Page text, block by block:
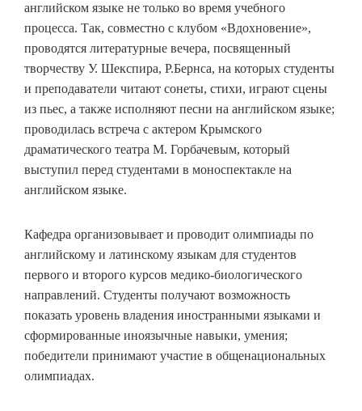
английском языке не только во время учебного
процесса. Так, совместно с клубом «Вдохновение»,
проводятся литературные вечера, посвященный
творчеству У. Шекспира, Р.Бернса, на которых студенты
и преподаватели читают сонеты, стихи, играют сцены
из пьес, а также исполняют песни на английском языке;
проводилась встреча с актером Крымского
драматического театра М. Горбачевым, который
выступил перед студентами в моноспектакле на
английском языке.
Кафедра организовывает и проводит олимпиады по
английскому и латинскому языкам для студентов
первого и второго курсов медико-биологического
направлений. Студенты получают возможность
показать уровень владения иностранными языками и
сформированные иноязычные навыки, умения;
победители принимают участие в общенациональных
олимпиадах.